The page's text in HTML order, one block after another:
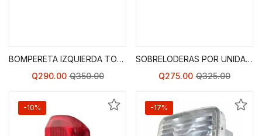
BOMPERETA IZQUIERDA TOYOTA RAV 4 01-03
Q290.00 Q350.00
SOBRELODERAS POR UNIDAD TOYOTA RAV 4 01-05
Q275.00 Q325.00
-10% -17%